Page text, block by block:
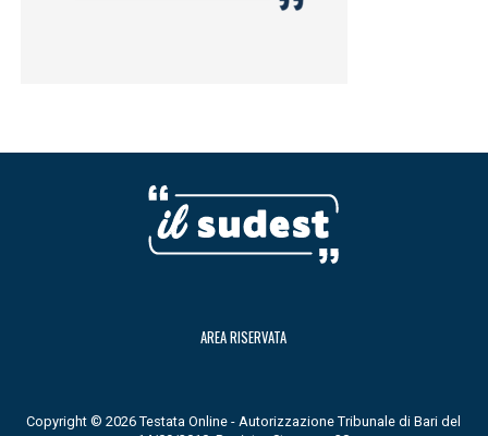
AREA RISERVATA
Copyright © 2026 Testata Online - Autorizzazione Tribunale di Bari del